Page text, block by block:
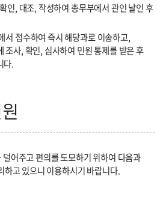
인, 대조, 작성하여 총무부에서 관인 날인 후
서 접수하여 즉시 해당과로 이송하고,
조사, 확인, 심사하여 민원 통제를 받은 후
다.
어주고 편의를 도모하기 위하여 다음과
하고 있으니 이용하시기 바랍니다.